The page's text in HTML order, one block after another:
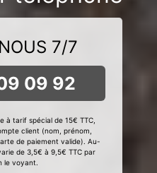
7/7
09 92
à tarif spécial de 15€ TTC,
client (nom, prénom,
de paiement valide). Au-
de 3,5€ à 9,5€ TTC par
le voyant.